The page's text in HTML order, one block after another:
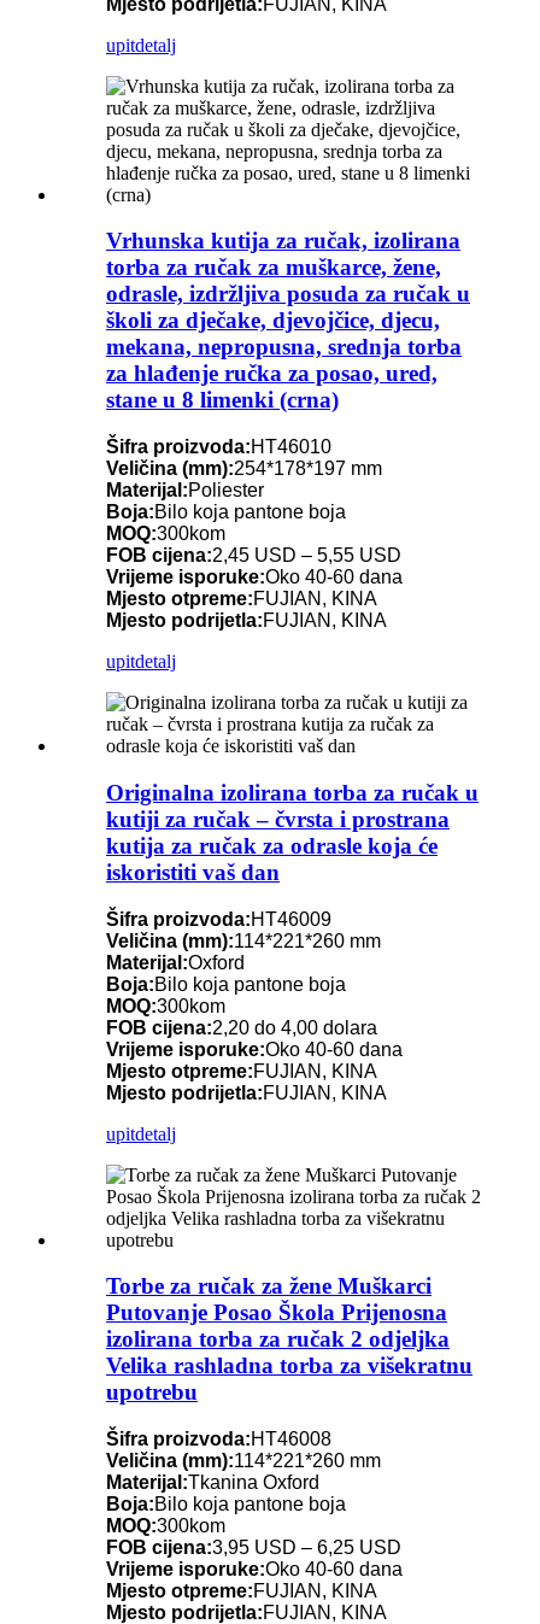
upitdetalj
Vrhunska kutija za ručak, izolirana
torba za ručak za muškarce, žene,
odrasle, izdržljiva posuda za ručak u
školi za dječake, djevojčice, djecu,
mekana, nepropusna, srednja torba
za hlađenje ručka za posao, ured,
stane u 8 limenki (crna)
Šifra proizvoda:HT46010
Veličina (mm):254*178*197 mm
Materijal:Poliester
Boja:Bilo koja pantone boja
MOQ:300kom
FOB cijena:2,45 USD – 5,55 USD
Vrijeme isporuke:Oko 40-60 dana
Mjesto otpreme:FUJIAN, KINA
Mjesto podrijetla:FUJIAN, KINA
upitdetalj
Originalna izolirana torba za ručak u
kutiji za ručak – čvrsta i prostrana
kutija za ručak za odrasle koja će
iskoristiti vaš dan
Šifra proizvoda:HT46009
Veličina (mm):114*221*260 mm
Materijal:Oxford
Boja:Bilo koja pantone boja
MOQ:300kom
FOB cijena:2,20 do 4,00 dolara
Vrijeme isporuke:Oko 40-60 dana
Mjesto otpreme:FUJIAN, KINA
Mjesto podrijetla:FUJIAN, KINA
upitdetalj
Torbe za ručak za žene Muškarci
Putovanje Posao Škola Prijenosna
izolirana torba za ručak 2 odjeljka
Velika rashladna torba za višekratnu
upotrebu
Šifra proizvoda:HT46008
Veličina (mm):114*221*260 mm
Materijal:Tkanina Oxford
Boja:Bilo koja pantone boja
MOQ:300kom
FOB cijena:3,95 USD – 6,25 USD
Vrijeme isporuke:Oko 40-60 dana
Mjesto otpreme:FUJIAN, KINA
Mjesto podrijetla:FUJIAN, KINA